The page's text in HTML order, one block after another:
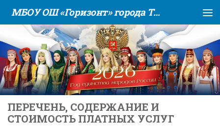
Skip to content МБОУ ОШ «Горизонт» города Тюмени
ПЕРЕЧЕНЬ, СОДЕРЖАНИЕ И
СТОИМОСТЬ ПЛАТНЫХ УСЛУГ